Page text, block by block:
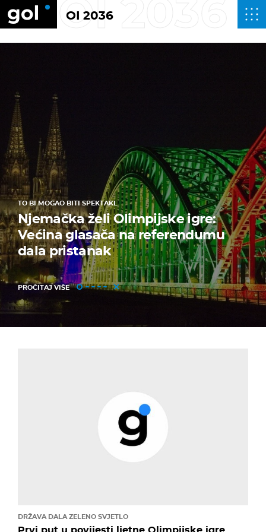
OI 2036
OI 2036
TO BI MOGAO BITI SPEKTAKL
Njemačka želi Olimpijske igre:
Većina glasača na referendumu
dala pristanak
PROČITAJ VIŠE
DRŽAVA DALA ZELENO SVJETLO